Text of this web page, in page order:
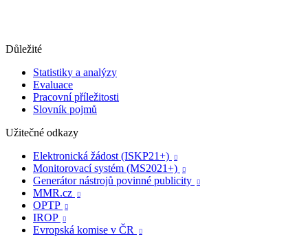
Důležité
Statistiky a analýzy
Evaluace
Pracovní příležitosti
Slovník pojmů
Užitečné odkazy
Elektronická žádost (ISKP21+)

Monitorovací systém (MS2021+) 
Generátor nástrojů povinné publicity 
MMR.cz 
OPTP 
IROP 
Evropská komise v ČR 